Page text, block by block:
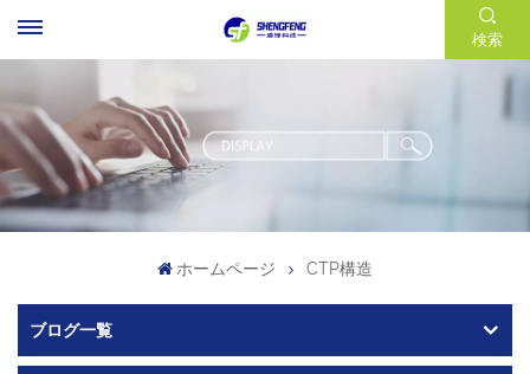
検索
ホームページ CTP構造
ブログ一覧